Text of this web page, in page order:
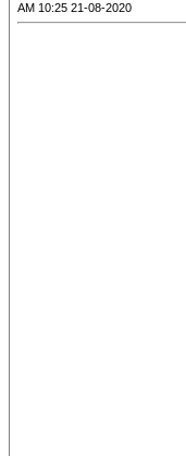
21-08-2020 10:25 AM